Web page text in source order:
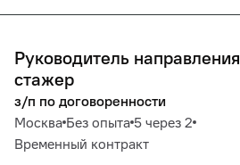
Руководитель направления
стажер
з/п по договоренности
Москва Без опыта 5 через 2
Временный контракт